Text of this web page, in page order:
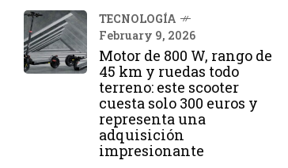
TECNOLOGÍA
February 9, 2026
Motor de 800 W, rango de
45 km y ruedas todo
terreno: este scooter
cuesta solo 300 euros y
representa una
adquisición
impresionante